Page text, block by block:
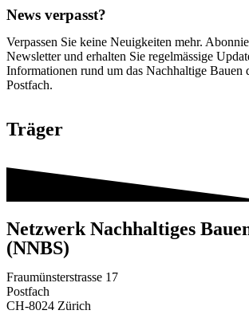
News verpasst?
Verpassen Sie keine Neuigkeiten mehr.
Newsletter und erhalten Sie regelmässige
Informationen rund um das Nachhaltige Bauen
Postfach.
Träger
Netzwerk Nachhaltiges
(NNBS)
Fraumünsterstrasse 17
Postfach
CH-8024 Zürich